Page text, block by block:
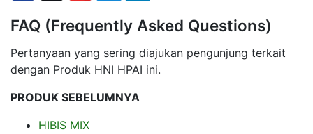
FAQ (Frequently Asked Questions)
Pertanyaan yang sering diajukan pengunjung terkait
dengan Produk HNI HPAI ini.
PRODUK SEBELUMNYA
HIBIS MIX